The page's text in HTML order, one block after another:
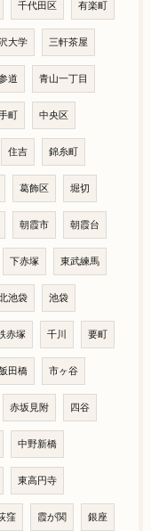
千代田区 有楽町
大学 三軒茶屋
道 青山一丁目
町 中央区
住吉 錦糸町
葛飾区 堀切
朝霞市 朝霞台
下赤塚 東武練馬
池袋 池袋
赤塚 千川 要町
田橋 市ヶ谷
赤坂見附 四谷
中野新橋
東高円寺
窪 霞が関 銀座